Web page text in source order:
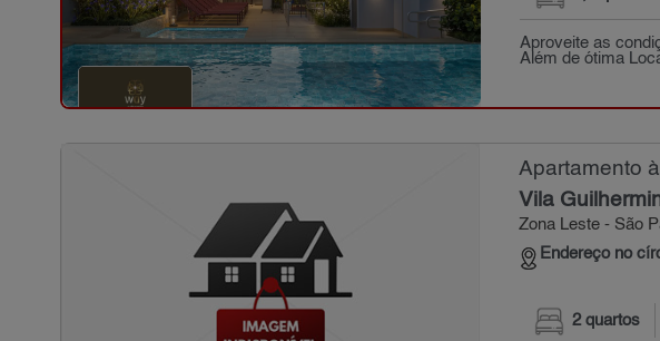
Aproveite as
Além de ótima
Apartamento
Vila
Zona Leste - São
Endereço no
2 quartos